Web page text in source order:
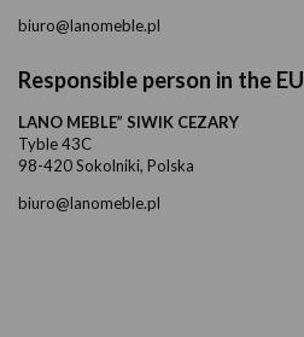
biuro@lanomeble.pl
Responsible person in the EU
LANO MEBLE” SIWIK CEZARY
Tyble 43C
98-420 Sokolniki, Polska
biuro@lanomeble.pl